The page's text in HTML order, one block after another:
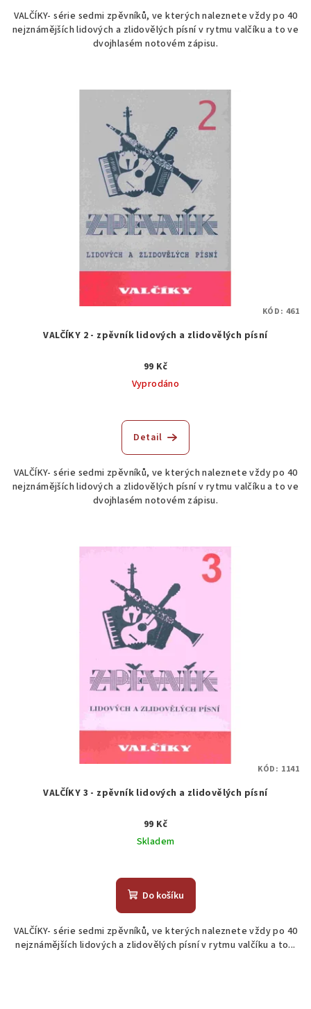
VALČÍKY- série sedmi zpěvníků, ve kterých naleznete vždy po 40
nejznámějších lidových a zlidovělých písní v rytmu valčíku a to ve
dvojhlasém notovém zápisu.
VALČÍKY 2 - zpěvník lidových a zlidovělých písní
99 Kč
Vyprodáno
Detail
VALČÍKY- série sedmi zpěvníků, ve kterých naleznete vždy po 40
nejznámějších lidových a zlidovělých písní v rytmu valčíku a to ve
dvojhlasém notovém zápisu.
KÓD: 461
VALČÍKY 3 - zpěvník lidových a zlidovělých písní
99 Kč
Skladem
Do košíku
VALČÍKY- série sedmi zpěvníků, ve kterých naleznete vždy po 40
nejznámějších lidových a zlidovělých písní v rytmu valčíku a to...
KÓD: 1141